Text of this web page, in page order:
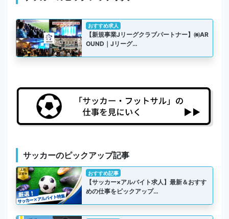
おすすめ求人
【新規事業Jリーグクラブパートナー】㈱AR
OUND｜Jリーグ…
サッカーのピックアップ記事
おすすめ記事
【サッカー×アルバイト求人】最新＆おすす
めの仕事をピックアップ…